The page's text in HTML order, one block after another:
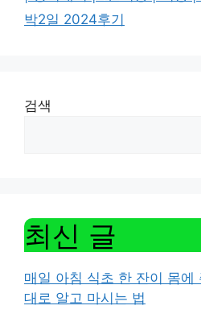
박2일 2024후기
검색
최신 글
매일 아침 식초 한 잔이 몸에
대로 알고 마시는 법